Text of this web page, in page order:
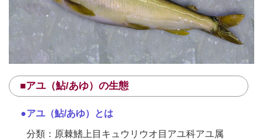
■アユ（鮎/あゆ）の生態
●アユ（鮎/あゆ）とは
分類：原棘鰭上目キュウリウオ目アユ科アユ属